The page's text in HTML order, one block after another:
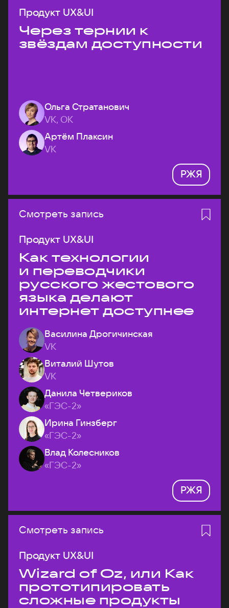
Продукт UX&UI
Через тернии к
звёздам доступности
Ольга Стратанович
VK, ОК
Артём Плаксин
VK
РЖЯ
Смотреть запись
Продукт UX&UI
Как технологии
и переводчики
русского жестового
языка делают
интернет доступнее
Василина Дрогичинская
VK
Виталий Шутов
VK
Данила Четвериков
«ГЭС-2»
Ирина Гинзберг
«ГЭС-2»
Влад Колесников
«ГЭС-2»
РЖЯ
Смотреть запись
Продукт UX&UI
Wizard of Oz, или Как
прототипировать
сложные продукты